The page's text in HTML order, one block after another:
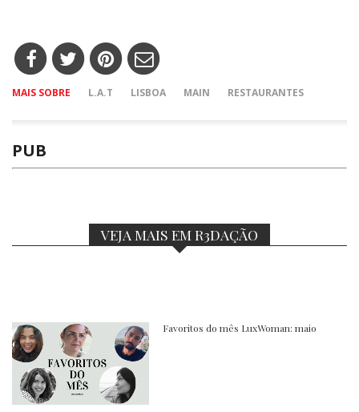
MAIS SOBRE L.A.T LISBOA MAIN RESTAURANTES
PUB
VEJA MAIS EM R3DAÇÃO
Favoritos do mês LuxWoman: maio